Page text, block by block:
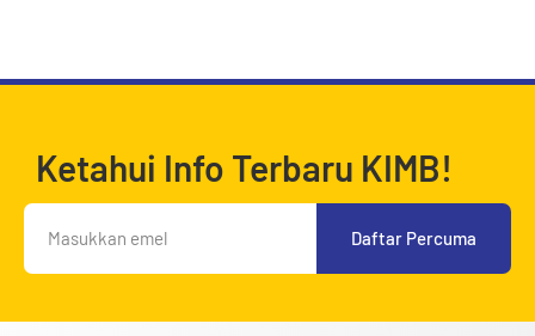
Ketahui Info Terbaru KIMB!
Daftar Percuma